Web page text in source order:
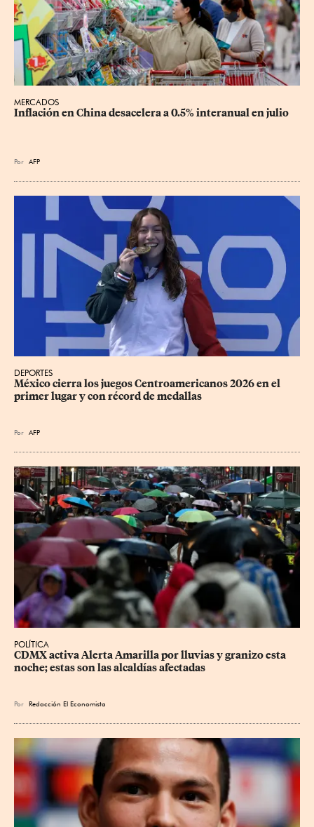
MERCADOS
Inflación en China desacelera a 0.5% interanual en julio
Por AFP
DEPORTES
México cierra los juegos Centroamericanos 2026 en el
primer lugar y con récord de medallas
Por AFP
POLÍTICA
CDMX activa Alerta Amarilla por lluvias y granizo esta
noche; estas son las alcaldías afectadas
Por Redacción El Economista